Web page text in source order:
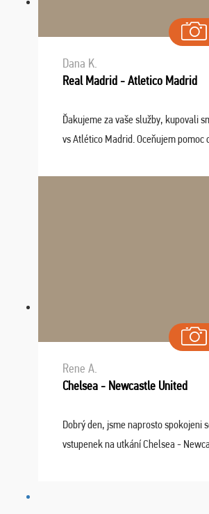
Dana K.
Real Madrid - Atletico Madrid
Ďakujeme za vaše služby, kupovali
vs Atlético Madrid. Oceňujem pomoc
spokojnosti. Sedenie bolo dobré,
Rene A.
Chelsea - Newcastle United
Dobrý den, jsme naprosto spokojeni
vstupenek na utkání Chelsea -